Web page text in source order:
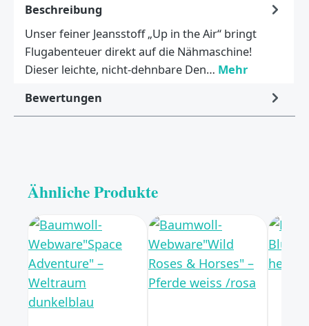
Beschreibung
Unser feiner Jeansstoff „Up in the Air“ bringt
Flugabenteuer direkt auf die Nähmaschine!
Dieser leichte, nicht-dehnbare Den… Mehr
Bewertungen
Ähnliche Produkte